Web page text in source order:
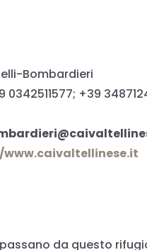
Bombardieri
+39
da questo